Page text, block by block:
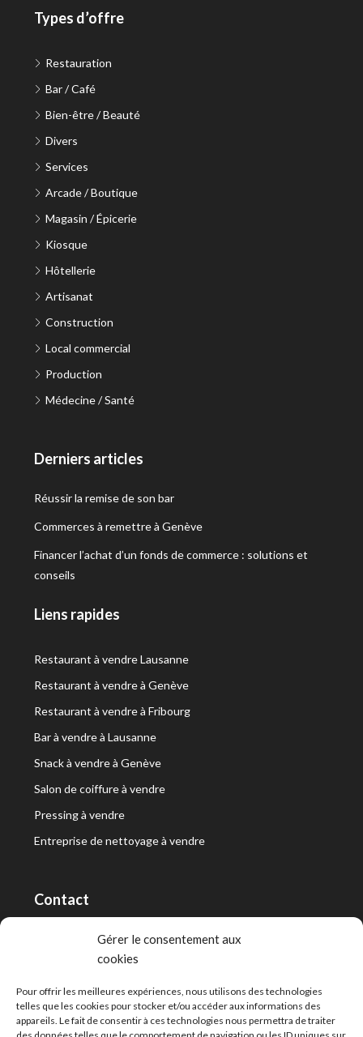
Gérer le consentement aux
cookies
Pour offrir les meilleures expériences, nous utilisons des technologies
telles que les cookies pour stocker et/ou accéder aux informations des
appareils. Le fait de consentir à ces technologies nous permettra de traiter
Types d’offre
Restauration
Bar / Café
Bien-être / Beauté
Divers
Services
Arcade / Boutique
Magasin / Épicerie
Kiosque
Hôtellerie
Artisanat
Construction
Local commercial
Production
Médecine / Santé
Derniers articles
Réussir la remise de son bar
Commerces à remettre à Genève
Financer l’achat d’un fonds de commerce : solutions et
conseils
Liens rapides
Restaurant à vendre Lausanne
Restaurant à vendre à Genève
Restaurant à vendre à Fribourg
Bar à vendre à Lausanne
Snack à vendre à Genève
Salon de coiffure à vendre
Pressing à vendre
Entreprise de nettoyage à vendre
Contact
RT Capital First SA/Ltd
info@capitalfirst.ch